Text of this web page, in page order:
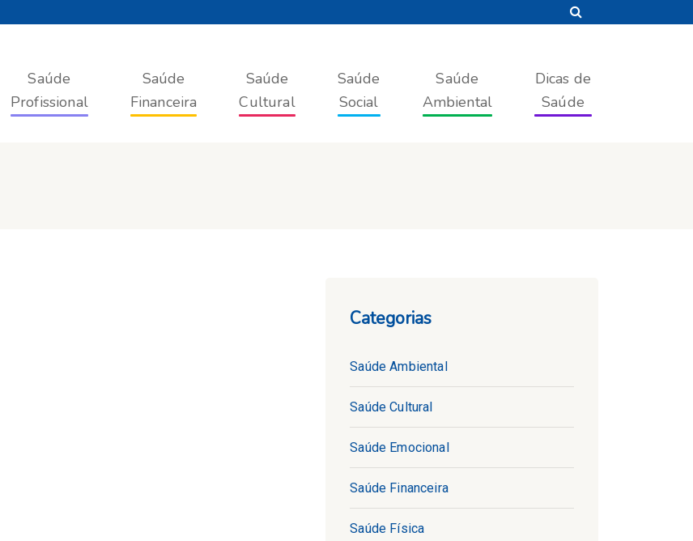
Saúde
Profissional
Saúde
Financeira
Saúde
Cultural
Saúde
Social
Saúde
Ambiental
Dicas de
Saúde
Categorias
Saúde Ambiental
Saúde Cultural
Saúde Emocional
Saúde Financeira
Saúde Física